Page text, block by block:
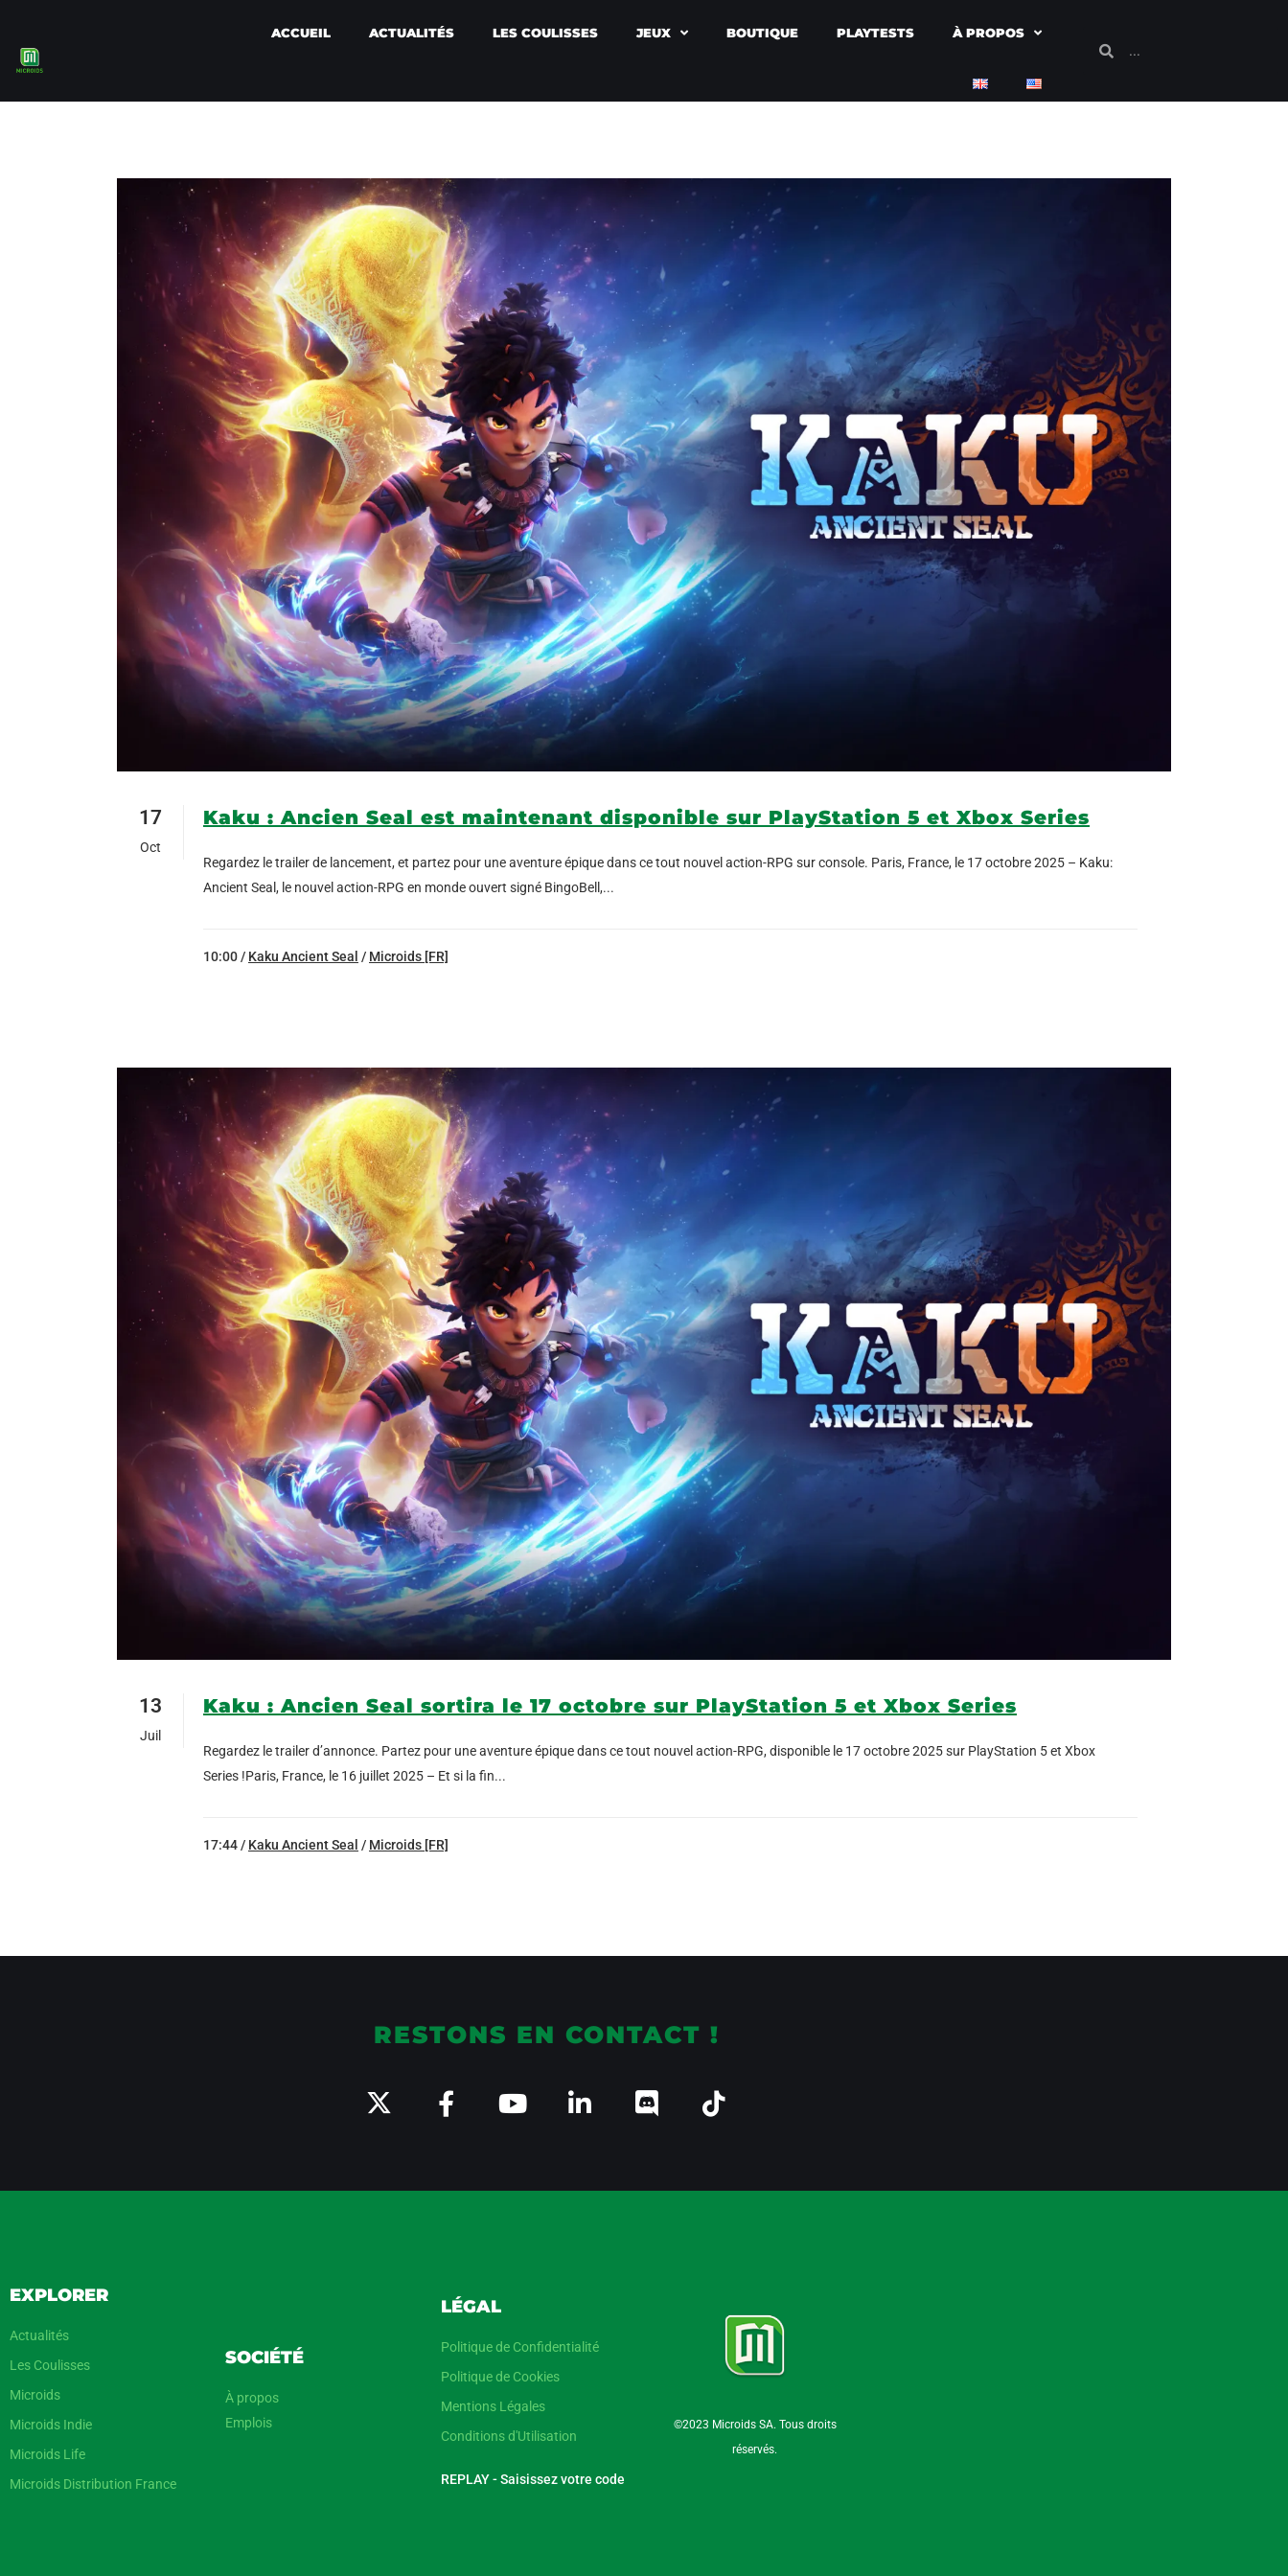
ACCUEIL ACTUALITÉS LES COULISSES JEUX BOUTIQUE PLAYTESTS À PROPOS
17
Oct
Kaku : Ancien Seal est maintenant disponible sur PlayStation 5 et Xbox Series
Regardez le trailer de lancement, et partez pour une aventure épique dans ce tout nouvel action-RPG sur console. Paris, France, le 17 octobre 2025 – Kaku:
Ancient Seal, le nouvel action-RPG en monde ouvert signé BingoBell,...
10:00 / Kaku Ancient Seal / Microids [FR]
13
Juil
Kaku : Ancien Seal sortira le 17 octobre sur PlayStation 5 et Xbox Series
Regardez le trailer d’annonce. Partez pour une aventure épique dans ce tout nouvel action-RPG, disponible le 17 octobre 2025 sur PlayStation 5 et Xbox
Series !Paris, France, le 16 juillet 2025 – Et si la fin...
17:44 / Kaku Ancient Seal / Microids [FR]
RESTONS EN CONTACT !
EXPLORER
Actualités
Les Coulisses
Microids
Microids Indie
Microids Life
Microids Distribution France
SOCIÉTÉ
À propos
Emplois
LÉGAL
Politique de Confidentialité
Politique de Cookies
Mentions Légales
Conditions d'Utilisation
REPLAY - Saisissez votre code
©2023 Microids SA. Tous droits
réservés.